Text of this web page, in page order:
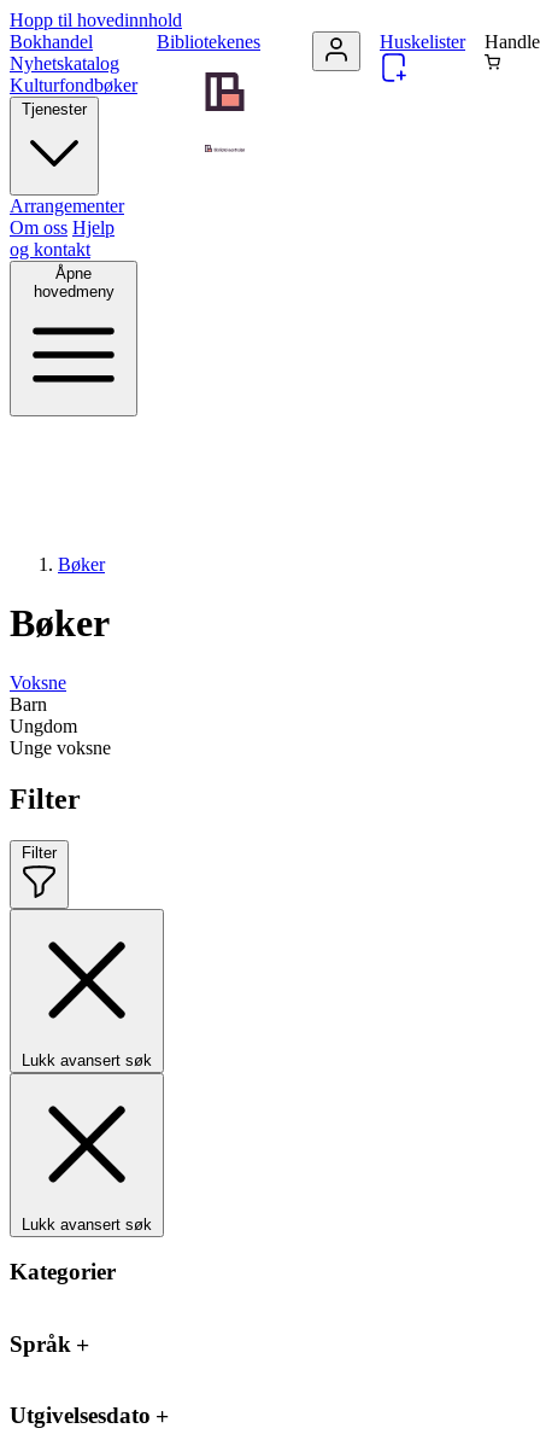
Hopp til hovedinnhold
Bibliotekenes
Bokhandel
Nyhetskatalog
Kulturfondbøker
Tjenester
Arrangementer
Om oss Hjelp
og kontakt
Åpne
hovedmeny
Huskelister
Bøker
Bøker
Voksne
Barn
Ungdom
Unge voksne
Filter
Filter
Lukk avansert søk
Lukk avansert søk
Kategorier
Språk
Utgivelsesdato